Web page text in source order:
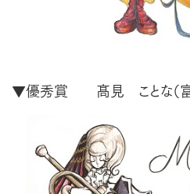
▼優秀賞 髙見 ことな（富